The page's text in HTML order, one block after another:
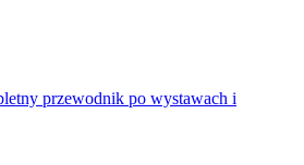
przewodnik po wystawach i